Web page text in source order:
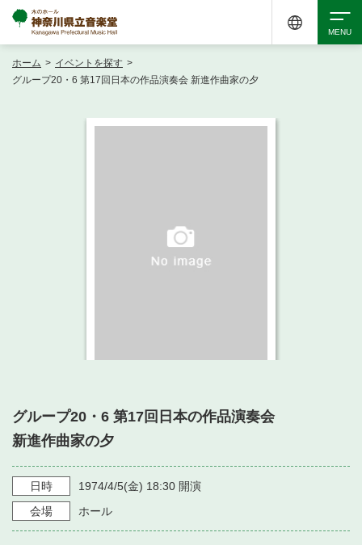
・ フロアマップ
・ よくある質問
・ 空き状況
・ 利用料金
・ 音楽堂のご案内
・ フロアマップ
・ 芸術参与
神奈川県立音楽堂
SNS
ホーム > イベントを探す >
グループ20・6 第17回日本の作品演奏会 新進作曲家の夕
グループ20・6 第17回日本の作品演奏会
新進作曲家の夕
日時 1974/4/5(金) 18:30 開演
会場
ホール